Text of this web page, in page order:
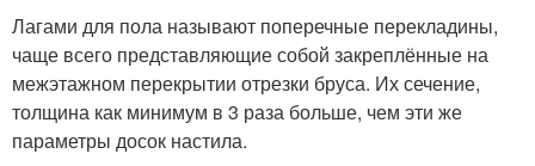
Лагами для пола называют поперечные перекладины,
чаще всего представляющие собой закреплённые на
межэтажном перекрытии отрезки бруса. Их сечение,
толщина как минимум в 3 раза больше, чем эти же
параметры досок настила.